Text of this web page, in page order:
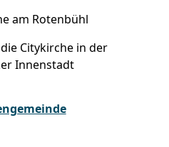
am Rotenbühl
Citykirche in der
Innenstadt